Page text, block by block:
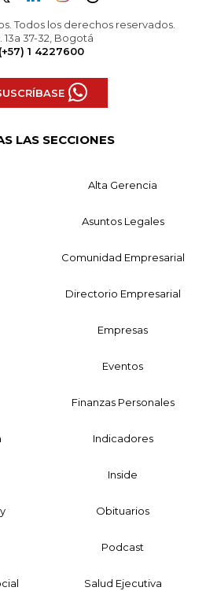
Todos los derechos reservados.
13a 37-32, Bogotá
(+57) 1 4227600
LAS SECCIONES
Alta Gerencia
Asuntos Legales
Comunidad Empresarial
Directorio Empresarial
Empresas
Eventos
Finanzas Personales
Indicadores
Inside
Obituarios
Podcast
Salud Ejecutiva